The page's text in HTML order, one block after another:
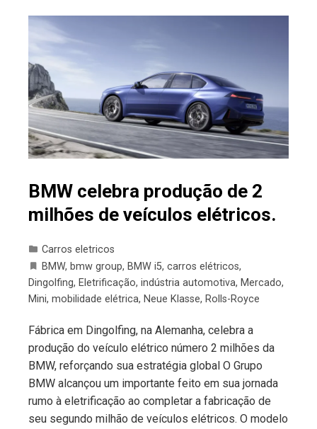
BMW celebra produção de 2
milhões de veículos elétricos.
Carros eletricos
BMW, bmw group, BMW i5, carros elétricos,
Dingolfing, Eletrificação, indústria automotiva, Mercado,
Mini, mobilidade elétrica, Neue Klasse, Rolls-Royce
Fábrica em Dingolfing, na Alemanha, celebra a
produção do veículo elétrico número 2 milhões da
BMW, reforçando sua estratégia global O Grupo
BMW alcançou um importante feito em sua jornada
rumo à eletrificação ao completar a fabricação de
seu segundo milhão de veículos elétricos. O modelo